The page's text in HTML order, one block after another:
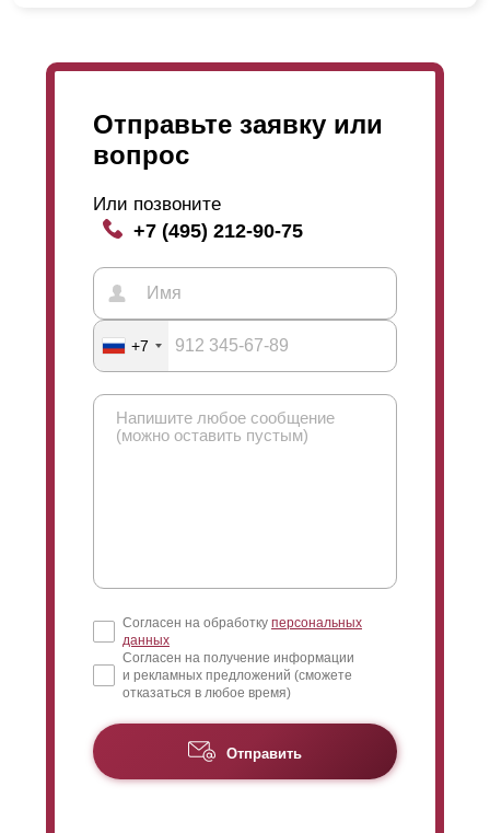
Отправьте заявку или
вопрос
Или позвоните
+7 (495) 212-90-75
+7
Согласен на обработку персональных
данных
Согласен на получение информации
и рекламных предложений (сможете
отказаться в любое время)
Отправить